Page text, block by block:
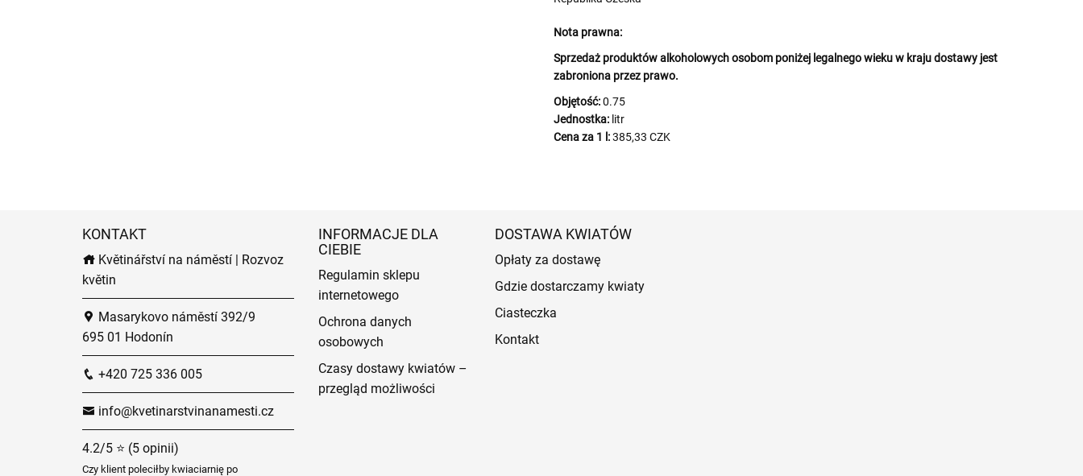
Nota prawna:
Sprzedaż produktów alkoholowych osobom poniżej legalnego wieku w kraju dostawy jest
zabroniona przez prawo.
Objętość:0.75
Jednostka: litr
Cena za 1 l:385,33 CZK
KONTAKT
Květinářství na náměstí | Rozvoz
květin
Masarykovo náměstí 392/9
695 01 Hodonín
+420 725 336 005
info@kvetinarstvinanamesti.cz
4.2/5 ⭐ (5 opinii)
Czy klient poleciłby kwiaciarnię po
INFORMACJE DLA
CIEBIE
Regulamin sklepu
internetowego
Ochrona danych
osobowych
Czasy dostawy kwiatów –
przegląd możliwości
DOSTAWA KWIATÓW
Opłaty za dostawę
Gdzie dostarczamy kwiaty
Ciasteczka
Kontakt